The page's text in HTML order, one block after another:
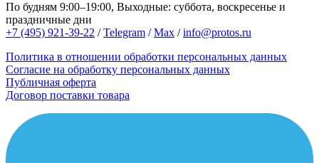
По будням 9:00–19:00, Выходные: суббота, воскресенье и
праздничные дни
+7 (495) 921-39-22 /Telegram /Max /info@protos.ru
Политика в отношении обработки персональных данных
Согласие на обработку персональных данных
Публичная оферта
Договор поставки товара